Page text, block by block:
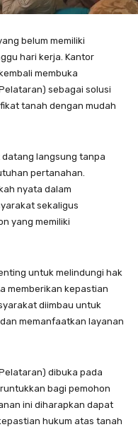
belum memiliki
hari kerja. Kantor
membuka
sebagai solusi
tanah dengan mudah
langsung tanpa
pertanahan.
nyata dalam
sekaligus
yang memiliki
untuk melindungi hak
memberikan kepastian
diimbau untuk
memanfaatkan layanan
dibuka pada
bagi pemohon
ini diharapkan dapat
hukum atas tanah